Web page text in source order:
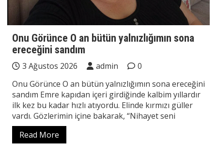
Onu Görünce O an bütün yalnızlığımın sona
ereceğini sandım
3 Ağustos 2026 admin
0
Onu Görünce O an bütün yalnızlığımın sona ereceğini
sandım Emre kapıdan içeri girdiğinde kalbim yıllardır
ilk kez bu kadar hızlı atıyordu. Elinde kırmızı güller
vardı. Gözlerimin içine bakarak, “Nihayet seni
Read More